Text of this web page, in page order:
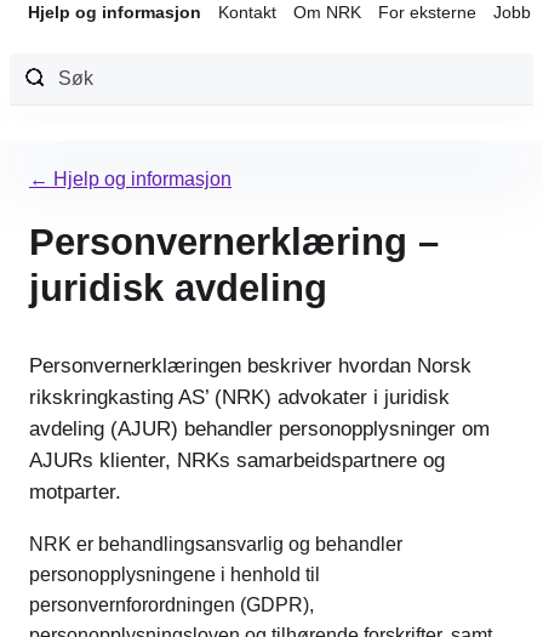
Hjelp og informasjon Kontakt Om NRK For eksterne Jobb
innhold
← Hjelp og informasjon
Personvernerklæring –
juridisk avdeling
Personvernerklæringen beskriver hvordan Norsk
rikskringkasting AS’ (NRK) advokater i juridisk
avdeling (AJUR) behandler personopplysninger om
AJURs klienter, NRKs samarbeidspartnere og
motparter.
NRK er behandlingsansvarlig og behandler
personopplysningene i henhold til
personvernforordningen (GDPR),